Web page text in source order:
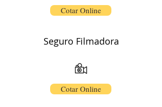
Cotar Online
Seguro Filmadora
Cotar Online